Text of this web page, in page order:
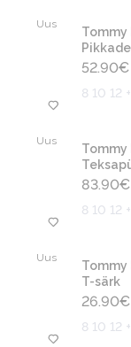
Uus
Tommy
52.90€
8 10 12
Uus
Tommy
83.90€
8 10 12
Uus
Tommy
T-särk
26.90€
8 10 12